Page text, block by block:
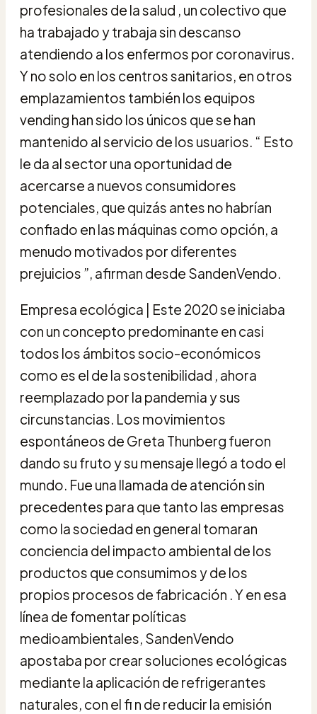
profesionales de la salud , un colectivo que
ha trabajado y trabaja sin descanso
atendiendo a los enfermos por coronavirus.
Y no solo en los centros sanitarios, en otros
emplazamientos también los equipos
vending han sido los únicos que se han
mantenido al servicio de los usuarios. “ Esto
le da al sector una oportunidad de
acercarse a nuevos consumidores
potenciales, que quizás antes no habrían
confiado en las máquinas como opción, a
menudo motivados por diferentes
prejuicios ”, afirman desde SandenVendo.
Empresa ecológica | Este 2020 se iniciaba
con un concepto predominante en casi
todos los ámbitos socio-económicos
como es el de la sostenibilidad , ahora
reemplazado por la pandemia y sus
circunstancias. Los movimientos
espontáneos de Greta Thunberg fueron
dando su fruto y su mensaje llegó a todo el
mundo. Fue una llamada de atención sin
precedentes para que tanto las empresas
como la sociedad en general tomaran
conciencia del impacto ambiental de los
productos que consumimos y de los
propios procesos de fabricación . Y en esa
línea de fomentar políticas
medioambientales, SandenVendo
apostaba por crear soluciones ecológicas
mediante la aplicación de refrigerantes
naturales, con el fi n de reducir la emisión